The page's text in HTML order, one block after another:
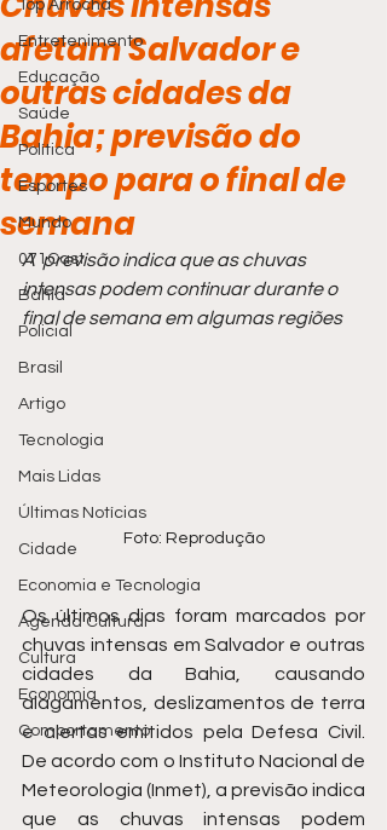
Top Arrocha
Entretenimento
Educação
Saúde
Política
Esportes
Mundo
071Cast
Bahia
Policial
Brasil
Artigo
Tecnologia
Mais Lidas
Últimas Notícias
Cidade
Economia e Tecnologia
Agenda Cultural
Cultura
Economia
Comportamento
afetam Salvador e
outras cidades da
Bahia; previsão do
tempo para o final de
semana
A  previsão indica que as chuvas
intensas podem continuar durante o
final de semana em algumas regiões
Foto: Reprodução
Os últimos dias foram marcados por
chuvas intensas em Salvador e outras
cidades da Bahia, causando
alagamentos, deslizamentos de terra
e alertas emitidos pela Defesa Civil.
De acordo com o Instituto Nacional de
Meteorologia (Inmet), a previsão indica
que as chuvas intensas podem